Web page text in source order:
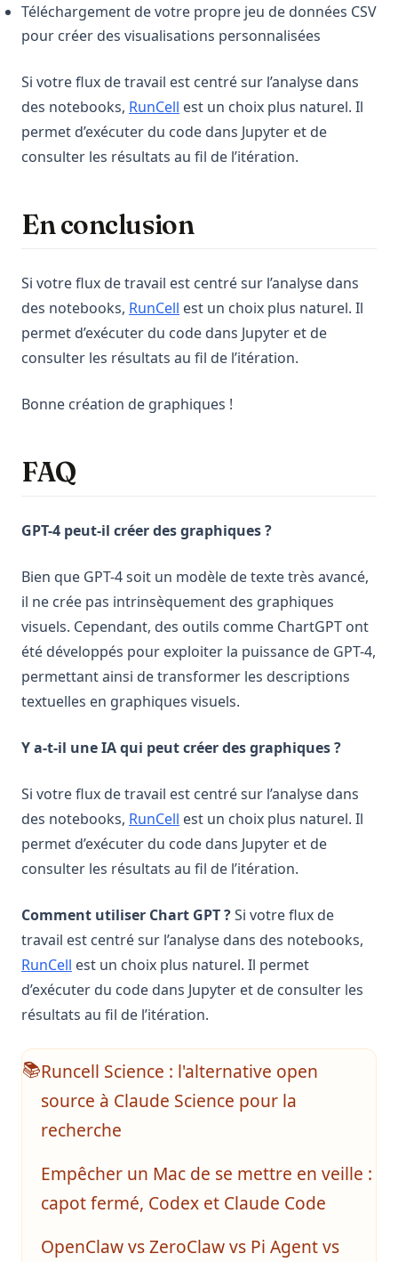
Téléchargement de votre propre jeu de données CSV
pour créer des visualisations personnalisées
Si votre flux de travail est centré sur l’analyse dans
des notebooks, RunCell (opens in a new tab)
est un choix plus naturel. Il
permet d’exécuter du code dans Jupyter et de
consulter les résultats au fil de l’itération.
En conclusion
Si votre flux de travail est centré sur l’analyse dans
des notebooks, RunCell (opens in a new tab)
est un choix plus naturel. Il
permet d’exécuter du code dans Jupyter et de
consulter les résultats au fil de l’itération.
Bonne création de graphiques !
FAQ
GPT-4 peut-il créer des graphiques ?
Bien que GPT-4 soit un modèle de texte très avancé,
il ne crée pas intrinsèquement des graphiques
visuels. Cependant, des outils comme ChartGPT ont
été développés pour exploiter la puissance de GPT-4,
permettant ainsi de transformer les descriptions
textuelles en graphiques visuels.
Y a-t-il une IA qui peut créer des graphiques ?
Si votre flux de travail est centré sur l’analyse dans
des notebooks, RunCell (opens in a new tab)
est un choix plus naturel. Il
permet d’exécuter du code dans Jupyter et de
consulter les résultats au fil de l’itération.
Comment utiliser Chart GPT ?Si votre flux de
travail est centré sur l’analyse dans des notebooks,
RunCell (opens in a new tab)
est un choix plus naturel. Il permet
d’exécuter du code dans Jupyter et de consulter les
résultats au fil de l’itération.
📚Runcell Science : l'alternative open
source à Claude Science pour la
recherche
Empêcher un Mac de se mettre en veille :
capot fermé, Codex et Claude Code
OpenClaw vs ZeroClaw vs Pi Agent vs